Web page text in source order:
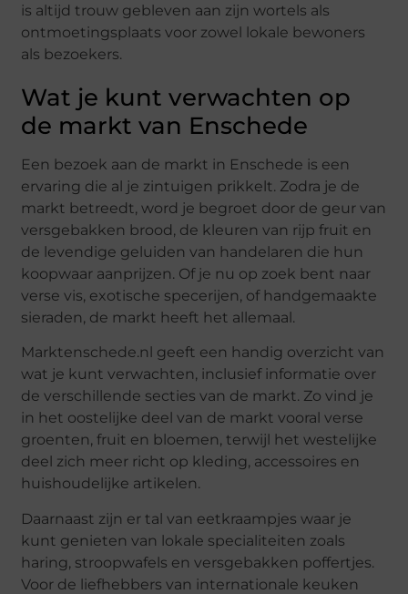
is altijd trouw gebleven aan zijn wortels als
ontmoetingsplaats voor zowel lokale bewoners
als bezoekers.
Wat je kunt verwachten op
de markt van Enschede
Een bezoek aan de markt in Enschede is een
ervaring die al je zintuigen prikkelt. Zodra je de
markt betreedt, word je begroet door de geur van
versgebakken brood, de kleuren van rijp fruit en
de levendige geluiden van handelaren die hun
koopwaar aanprijzen. Of je nu op zoek bent naar
verse vis, exotische specerijen, of handgemaakte
sieraden, de markt heeft het allemaal.
Marktenschede.nl geeft een handig overzicht van
wat je kunt verwachten, inclusief informatie over
de verschillende secties van de markt. Zo vind je
in het oostelijke deel van de markt vooral verse
groenten, fruit en bloemen, terwijl het westelijke
deel zich meer richt op kleding, accessoires en
huishoudelijke artikelen.
Daarnaast zijn er tal van eetkraampjes waar je
kunt genieten van lokale specialiteiten zoals
haring, stroopwafels en versgebakken poffertjes.
Voor de liefhebbers van internationale keuken